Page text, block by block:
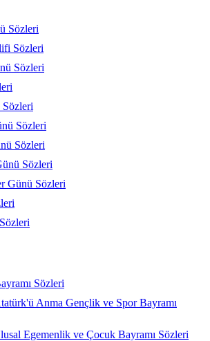
Sözleri
Sözleri
Sözleri
Sözleri
Sözleri
Sözleri
Sözleri
Günü Sözleri
Sözleri
Anma Gençlik ve Spor Bayramı
Egemenlik ve Çocuk Bayramı Sözleri